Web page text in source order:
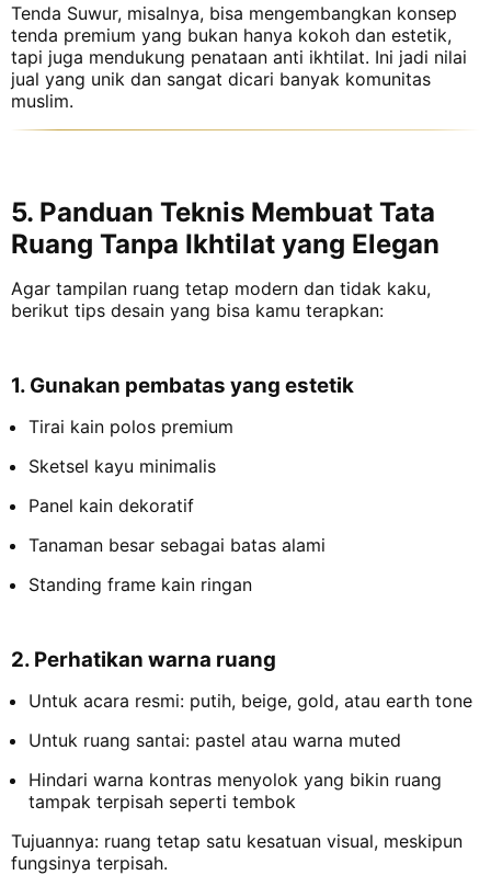
Tenda Suwur, misalnya, bisa mengembangkan konsep
tenda premium yang bukan hanya kokoh dan estetik,
tapi juga mendukung penataan anti ikhtilat. Ini jadi nilai
jual yang unik dan sangat dicari banyak komunitas
muslim.
5. Panduan Teknis Membuat Tata
Ruang Tanpa Ikhtilat yang Elegan
Agar tampilan ruang tetap modern dan tidak kaku,
berikut tips desain yang bisa kamu terapkan:
1. Gunakan pembatas yang estetik
Tirai kain polos premium
Sketsel kayu minimalis
Panel kain dekoratif
Tanaman besar sebagai batas alami
Standing frame kain ringan
2. Perhatikan warna ruang
Untuk acara resmi: putih, beige, gold, atau earth tone
Untuk ruang santai: pastel atau warna muted
Hindari warna kontras menyolok yang bikin ruang
tampak terpisah seperti tembok
Tujuannya: ruang tetap satu kesatuan visual, meskipun
fungsinya terpisah.